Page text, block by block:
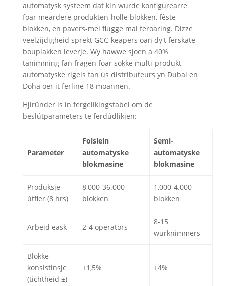
automatysk systeem dat kin wurde konfigurearre
foar meardere produkten-holle blokken, fêste
blokken, en pavers-mei flugge mal feroaring. Dizze
veelzijdigheid sprekt GCC-keapers oan dy't ferskate
bouplakken leverje. Wy hawwe sjoen a 40%
tanimming fan fragen foar sokke multi-produkt
automatyske rigels fan ús distributeurs yn Dubai en
Doha oer it ferline 18 moannen.
Hjirûnder is in fergelikingstabel om de
beslútparameters te ferdúdlikjen:
Parameter
Folslein
automatyske
blokmasine
Semi-
automatyske
blokmasine
Produksje
útfier (8 hrs)
8,000-36.000
blokken
1,000-4.000
blokken
Arbeid eask 2-4 operators
8-15
wurknimmers
Blokke
konsistinsje
(tichtheid ±)
±1,5% ±4%